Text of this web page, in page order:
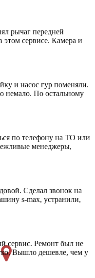
рычаг передней
этом сервисе. Камера и
и насос гур поменяли.
немало. По остальному
по телефону на ТО или
менеджеры,
Сделал звонок на
s-max, устранили,
сервис. Ремонт был не
Вышло дешевле, чем у